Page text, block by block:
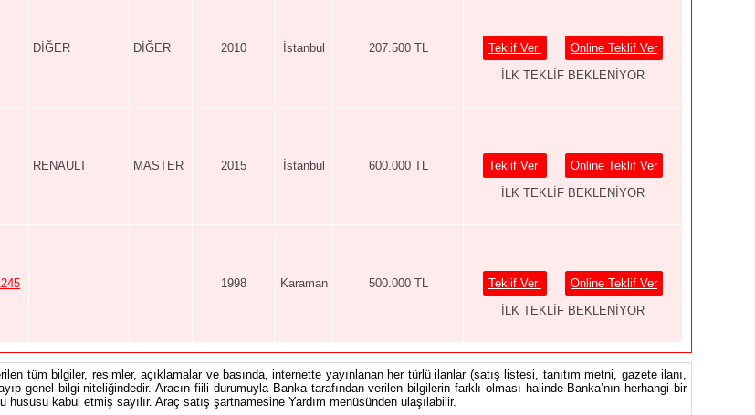
DİĞER DİĞER 2010 İstanbul 207.500 TL Teklif Ver
Online Teklif Ver
İLK TEKLİF BEKLENİYOR
RENAULT MASTER 2015 İstanbul 600.000 TL Teklif Ver
Online Teklif Ver
İLK TEKLİF BEKLENİYOR
1998 Karaman 500.000 TL Teklif Ver
Online Teklif Ver
İLK TEKLİF BEKLENİYOR
tüm bilgiler, resimler, açıklamalar ve basında, internette yayınlanan her türlü ilanlar (satış listesi, tanıtım metni, gazete ilanı,
genel bilgi niteliğindedir. Aracın fiili durumuyla Banka tarafından verilen bilgilerin farklı olması halinde Banka’nın herhangi bir
kabul etmiş sayılır. Araç satış şartnamesine Yardım menüsünden ulaşılabilir.